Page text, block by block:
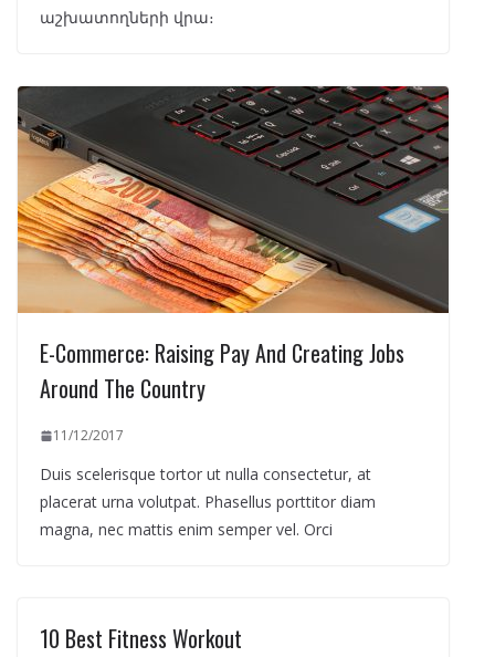
աշխատողների վրա։
E-Commerce: Raising Pay And Creating Jobs
Around The Country
11/12/2017
Duis scelerisque tortor ut nulla consectetur, at
placerat urna volutpat. Phasellus porttitor diam
magna, nec mattis enim semper vel. Orci
10 Best Fitness Workout